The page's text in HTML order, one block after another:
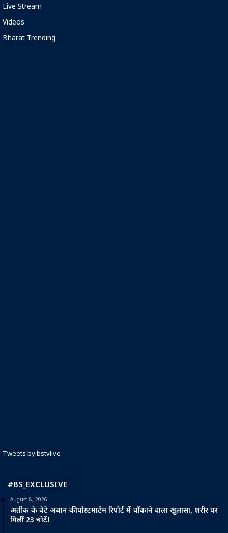
Live Stream
Videos
Bharat Trending
Tweets by bstvlive
#BS_EXCLUSIVE
August 8, 2026
अतीक के बेटे अबान की पोस्टमार्टम रिपोर्ट में चौंकाने वाला खुलासा, शरीर पर
मिलीं 23 चोटें!